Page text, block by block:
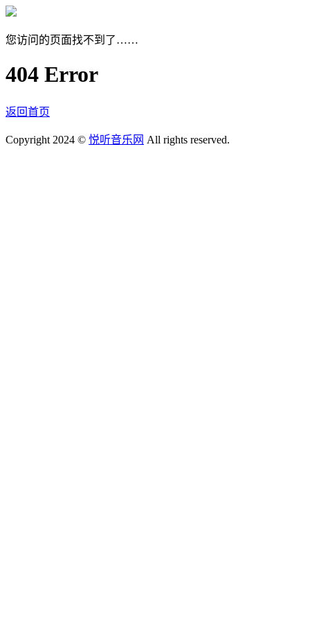
您访问的页面找不到了……
404 Error
返回首页
Copyright 2024 © 悦听音乐网 All rights reserved.